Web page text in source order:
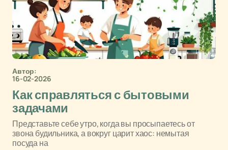
Автор:
16-02-2026
Как справляться с бытовыми
задачами
Представьте себе утро, когда вы просыпаетесь от
звона будильника, а вокруг царит хаос: немытая
посуда на